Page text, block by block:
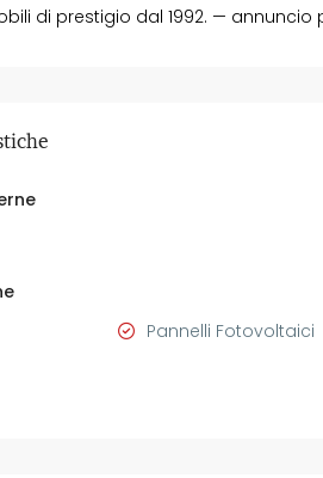
di prestigio dal 1992. — annuncio
Pannelli Fotovoltaici